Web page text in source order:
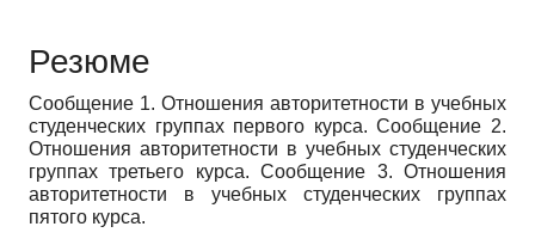
Резюме
Сообщение 1. Отношения авторитетности в учебных
студенческих группах первого курса. Сообщение 2.
Отношения авторитетности в учебных студенческих
группах третьего курса. Сообщение 3. Отношения
авторитетности в учебных студенческих группах
пятого курса.